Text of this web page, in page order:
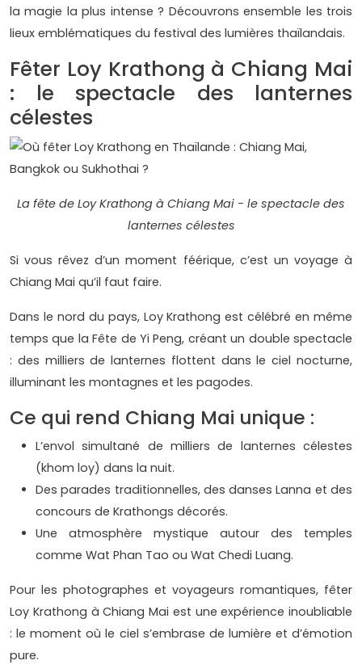
la magie la plus intense ? Découvrons ensemble les trois
lieux emblématiques du festival des lumières thaïlandais.
Fêter Loy Krathong à Chiang Mai
: le spectacle des lanternes
célestes
La fête de Loy Krathong à Chiang Mai - le spectacle des
lanternes célestes
Si vous rêvez d’un moment féérique, c’est un voyage à
Chiang Mai qu’il faut faire.
Dans le nord du pays, Loy Krathong est célébré en même
temps que la Fête de Yi Peng, créant un double spectacle
: des milliers de lanternes flottent dans le ciel nocturne,
illuminant les montagnes et les pagodes.
Ce qui rend Chiang Mai unique :
L’envol simultané de milliers de lanternes célestes
(khom loy) dans la nuit.
Des parades traditionnelles, des danses Lanna et des
concours de Krathongs décorés.
Une atmosphère mystique autour des temples
comme Wat Phan Tao ou Wat Chedi Luang.
Pour les photographes et voyageurs romantiques, fêter
Loy Krathong à Chiang Mai est une expérience inoubliable
: le moment où le ciel s’embrase de lumière et d’émotion
pure.